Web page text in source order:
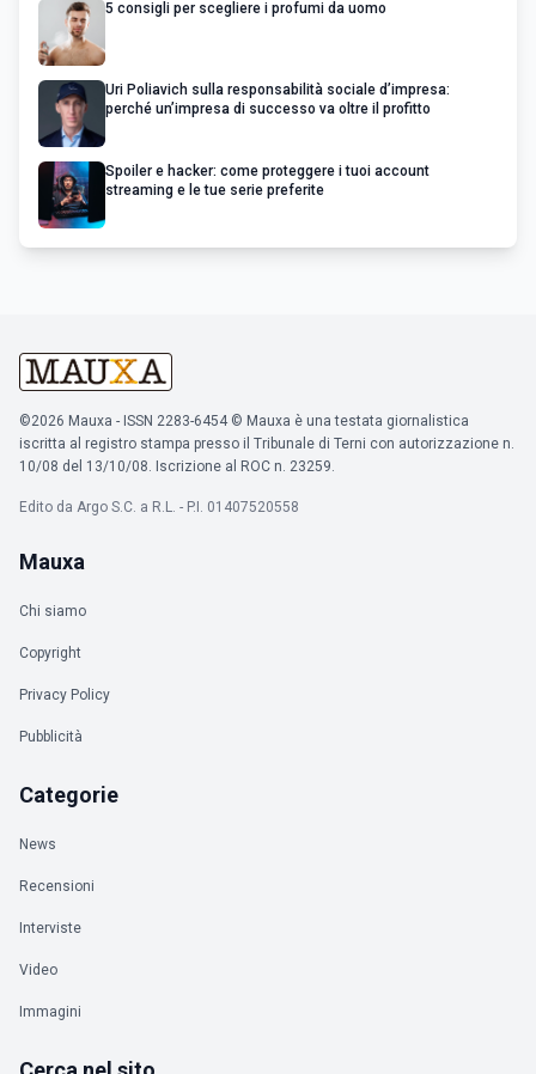
5 consigli per scegliere i profumi da uomo
Uri Poliavich sulla responsabilità sociale d’impresa:
perché un’impresa di successo va oltre il profitto
Spoiler e hacker: come proteggere i tuoi account
streaming e le tue serie preferite
©2026 Mauxa - ISSN 2283-6454 © Mauxa è una testata giornalistica
iscritta al registro stampa presso il Tribunale di Terni con autorizzazione n.
10/08 del 13/10/08. Iscrizione al ROC n. 23259.
Edito da Argo S.C. a R.L. - P.I. 01407520558
Mauxa
Chi siamo
Copyright
Privacy Policy
Pubblicità
Categorie
News
Recensioni
Interviste
Video
Immagini